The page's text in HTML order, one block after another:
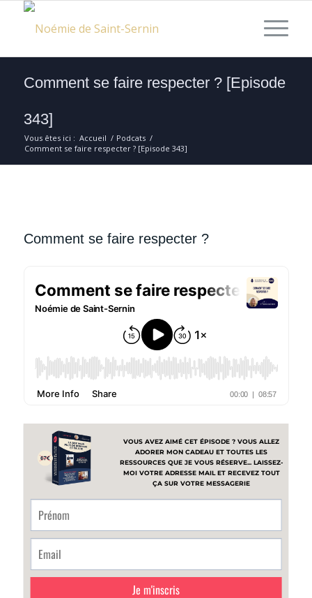
Comment se faire respecter ? [Episode
343]
Vous êtes ici : Accueil / Podcats /
Comment se faire respecter ? [Episode 343]
Comment se faire respecter ?